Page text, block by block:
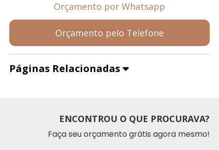
Orçamento por Whatsapp
Orçamento pelo Telefone
Páginas Relacionadas
ENCONTROU O QUE PROCURAVA?
Faça seu orçamento grátis agora mesmo!